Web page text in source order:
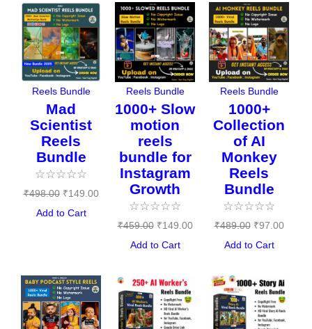
Reels Bundle
Mad
Scientist
Reels
Bundle
☆☆☆☆☆
₹498.00
Original
price
was:
₹498.00.
₹149.00
Current
price
₹149.00.
Add to Cart
Reels Bundle
1000+ Slow
motion
reels
bundle for
Instagram
Growth
☆☆☆☆☆
₹459.00
Original
price
was:
₹459.00.
₹149.00
Current
price
is:
₹149.00.
Add to Cart
Reels Bundle
1000+
Collection
of AI
Monkey
Reels
Bundle
☆☆☆☆☆
₹489.00
Original
price
was:
₹489.00.
₹97.00
price
is:
Add to Cart
Original
price
was:
Current
price
is:
Original
price
was:
Current
price
is:
Original
price
was: